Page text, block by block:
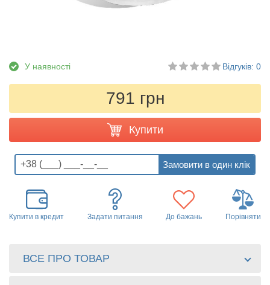
У наявності Відгуків: 0
791 грн
Купити
Купити в кредит Задати питання До бажань Порівняти
ВСЕ ПРО ТОВАР